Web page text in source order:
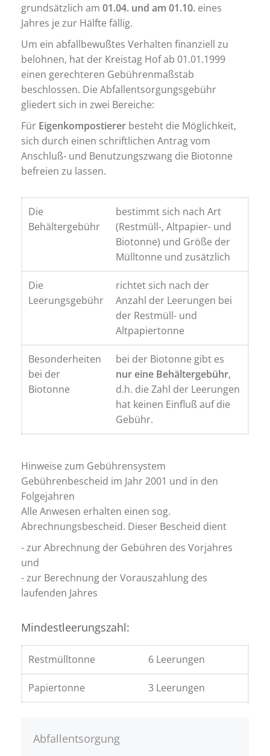
grundsätzlich am 01.04. und am 01.10. eines
Jahres je zur Hälfte fällig.
Um ein abfallbewußtes Verhalten finanziell zu
belohnen, hat der Kreistag Hof ab 01.01.1999
einen gerechteren Gebührenmaßstab
beschlossen. Die Abfallentsorgungsgebühr
gliedert sich in zwei Bereiche:
Für Eigenkompostierer besteht die Möglichkeit,
sich durch einen schriftlichen Antrag vom
Anschluß- und Benutzungszwang die Biotonne
befreien zu lassen.
Die
Behältergebühr
bestimmt sich nach Art
(Restmüll-, Altpapier- und
Biotonne) und Größe der
Mülltonne und zusätzlich
Die
Leerungsgebühr
richtet sich nach der
Anzahl der Leerungen bei
der Restmüll- und
Altpapiertonne
Besonderheiten
bei der
Biotonne
bei der Biotonne gibt es
nur eine Behältergebühr,
d.h. die Zahl der Leerungen
hat keinen Einfluß auf die
Gebühr.
Hinweise zum Gebührensystem
Gebührenbescheid im Jahr 2001 und in den
Folgejahren
Alle Anwesen erhalten einen sog.
Abrechnungsbescheid. Dieser Bescheid dient
- zur Abrechnung der Gebühren des Vorjahres
und
- zur Berechnung der Vorauszahlung des
laufenden Jahres
Mindestleerungszahl:
Restmülltonne 6 Leerungen
Papiertonne 3 Leerungen
Abfallentsorgung